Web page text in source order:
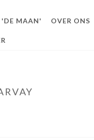
'DE MAAN' OVER ONS